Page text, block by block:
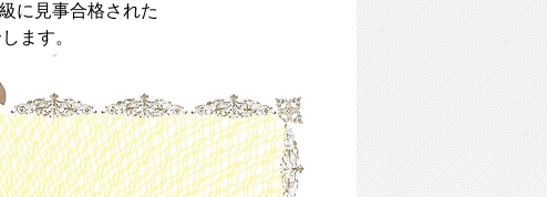
に見事合格された
ます。